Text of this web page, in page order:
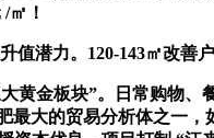
㎡！
力。120-143㎡改善
金板块”。日常购物、
大的贸易分析体之一